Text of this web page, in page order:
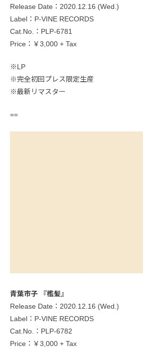
Release Date：2020.12.16 (Wed.)
Label：P-VINE RECORDS
Cat.No.：PLP-6781
Price：￥3,000 + Tax
※LP
※完全初回プレス限定生産
※最新リマスター
==
青葉市子 『檻髪』
Release Date：2020.12.16 (Wed.)
Label：P-VINE RECORDS
Cat.No.：PLP-6782
Price：￥3,000 + Tax